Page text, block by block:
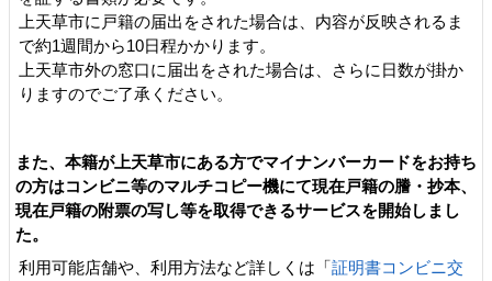
上天草市に戸籍の届出をされた場合は、内容が反映されるま
で約1週間から10日程かかります。
上天草市外の窓口に届出をされた場合は、さらに日数が掛か
りますのでご了承ください。
また、本籍が上天草市にある方でマイナンバーカードをお持ち
の方はコンビニ等のマルチコピー機にて現在戸籍の謄・抄本、
現在戸籍の附票の写し等を取得できるサービスを開始しまし
た。
利用可能店舗や、利用方法など詳しくは「証明書コンビニ交